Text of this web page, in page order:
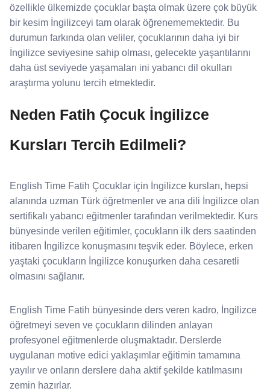
özellikle ülkemizde çocuklar başta olmak üzere çok büyük
bir kesim İngilizceyi tam olarak öğrenememektedir. Bu
durumun farkında olan veliler, çocuklarının daha iyi bir
İngilizce seviyesine sahip olması, gelecekte yaşantılarını
daha üst seviyede yaşamaları ini yabancı dil okulları
araştırma yolunu tercih etmektedir.
Neden Fatih Çocuk İngilizce
Kursları Tercih Edilmeli?
English Time Fatih Çocuklar için İngilizce kursları, hepsi
alanında uzman Türk öğretmenler ve ana dili İngilizce olan
sertifikalı yabancı eğitmenler tarafından verilmektedir. Kurs
bünyesinde verilen eğitimler, çocukların ilk ders saatinden
itibaren İngilizce konuşmasını teşvik eder. Böylece, erken
yaştaki çocukların İngilizce konuşurken daha cesaretli
olmasını sağlanır.
English Time Fatih bünyesinde ders veren kadro, İngilizce
öğretmeyi seven ve çocukların dilinden anlayan
profesyonel eğitmenlerde oluşmaktadır. Derslerde
uygulanan motive edici yaklaşımlar eğitimin tamamına
yayılır ve onların derslere daha aktif şekilde katılmasını
zemin hazırlar.